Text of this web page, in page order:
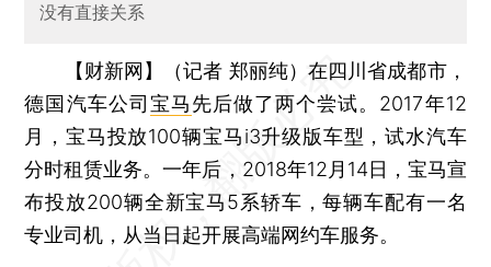
没有直接关系
【财新网】（记者 郑丽纯） 在四川省成都市，
德国汽车公司 宝马先后做了两个尝试。2017年12
月，宝马投放100辆宝马i3升级版车型，试水汽车
分时租赁业务。一年后，2018年12月14日，宝马宣
布投放200辆全新宝马5系轿车，每辆车配有一名
专业司机，从当日起开展高端网约车服务。